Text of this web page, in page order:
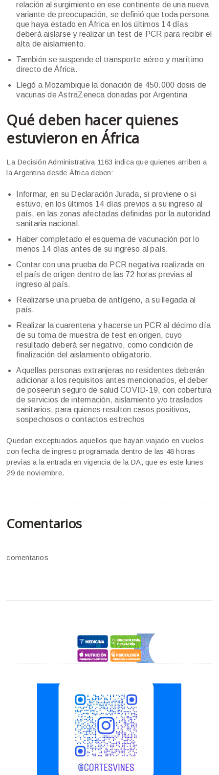
relación al surgimiento en ese continente de una nueva
variante de preocupación, se definió que toda persona
que haya estado en África en los últimos 14 días
deberá aislarse y realizar un test de PCR para recibir el
alta de aislamiento.
También se suspende el transporte aéreo y marítimo
directo de África.
Llegó a Mozambique la donación de 450.000 dosis de
vacunas de AstraZeneca donadas por Argentina
Qué deben hacer quienes
estuvieron en África
La Decisión Administrativa 1163 indica que quienes arriben a
la Argentina desde África deben:
Informar, en su Declaración Jurada, si proviene o si
estuvo, en los últimos 14 días previos a su ingreso al
país, en las zonas afectadas definidas por la autoridad
sanitaria nacional.
Haber completado el esquema de vacunación por lo
menos 14 días antes de su ingreso al país.
Contar con una prueba de PCR negativa realizada en
el país de origen dentro de las 72 horas previas al
ingreso al país.
Realizarse una prueba de antígeno, a su llegada al
país.
Realizar la cuarentena y hacerse un PCR al décimo día
de su toma de muestra de test en origen, cuyo
resultado deberá ser negativo, como condición de
finalización del aislamiento obligatorio.
Aquellas personas extranjeras no residentes deberán
adicionar a los requisitos antes mencionados, el deber
de poseerun seguro de salud COVID-19, con cobertura
de servicios de internación, aislamiento y/o traslados
sanitarios, para quienes resulten casos positivos,
sospechosos o contactos estrechos
Quedan exceptuados aquellos que hayan viajado en vuelos
con fecha de ingreso programada dentro de las 48 horas
previas a la entrada en vigencia de la DA, que es este lunes
29 de noviembre.
Comentarios
comentarios